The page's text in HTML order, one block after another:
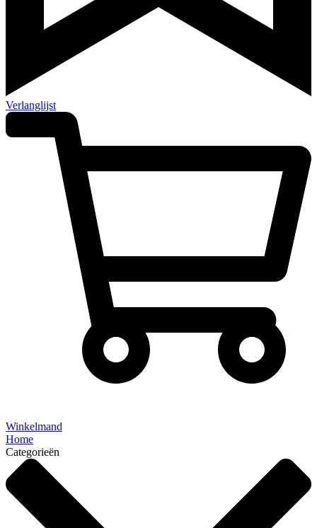
Verlanglijst
Winkelmand
Home
Categorieën